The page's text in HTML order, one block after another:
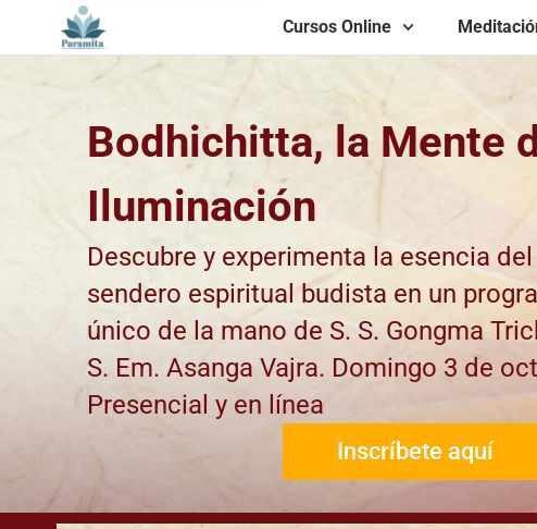
Cursos Online
Bodhichitta, la Mente
Iluminación
Descubre y experimenta la esencia del
sendero espiritual budista en un
único de la mano de S. S. Gongma
S. Em. Asanga Vajra. Domingo 3 de
Presencial y en línea
Inscríbete aquí